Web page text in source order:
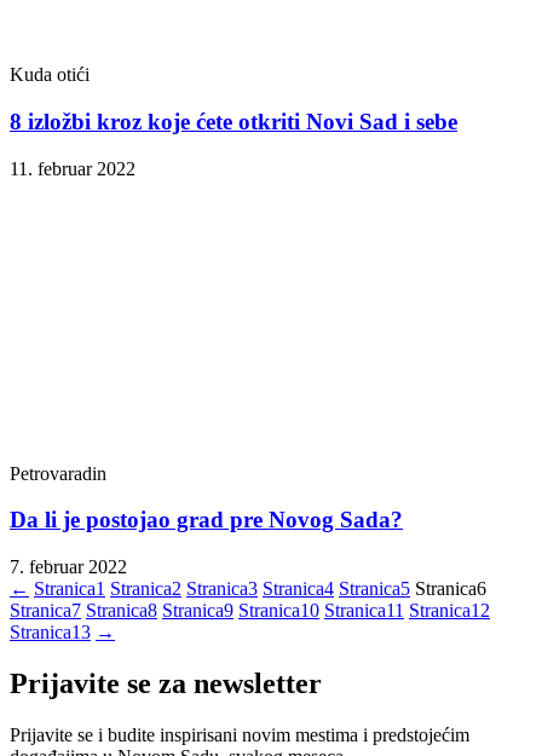
Kuda otići
8 izložbi kroz koje ćete otkriti Novi Sad i sebe
11. februar 2022
Petrovaradin
Da li je postojao grad pre Novog Sada?
7. februar 2022
← Stranica1 Stranica2 Stranica3 Stranica4 Stranica5 Stranica6
Stranica7 Stranica8 Stranica9 Stranica10 Stranica11 Stranica12
Stranica13 →
Prijavite se za newsletter
Prijavite se i budite inspirisani novim mestima i predstojećim